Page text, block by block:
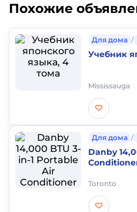
Похожие
Для дома /
Учебник
Mississauga
Для дома /
Danby
Toronto